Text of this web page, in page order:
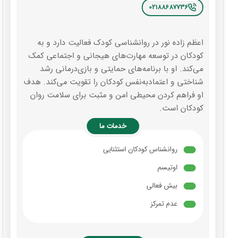
02188687736
اعظم زاده نور در روانشناسی کودک فعالیت دارد و به
کودکان در توسعه مهارت‌های هیجانی و اجتماعی کمک
می‌کند. او با برنامه‌های حمایتی و بازی‌درمانی رشد
شناختی و اعتمادبه‌نفس کودکان را تقویت می‌کند. هدف
او فراهم کردن محیطی امن و مثبت برای سلامت روان
کودکان است.
خدمات ما
روانشناس کودکان استثنایی
اوتیسم
بیش فعالی
عدم تمرکز